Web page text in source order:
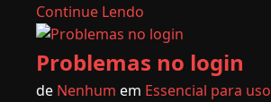
Continue Lendo
Problemas no login
de Nenhum em Essencial para uso